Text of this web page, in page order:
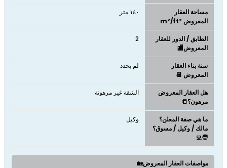
مساحة العقار
المعروض m²/ft²
١٤٠ متر
الطابق / الدور للعقار
المعروض🏬
2
سنة بناء العقار
المعروض 📆
لم يحدد
هل العقار المعروض
مرهون؟📒
الشقة غير مرهونة
ما هي صفة المعلن؟
مالك / وكيل / مسوق؟
🧑‍💻
وكيل
مواصفات العقار المعروض🏡